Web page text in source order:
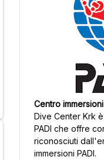
Centro immersioni
Dive Center Krk
PADI che offre
riconosciuti
immersioni PADI.